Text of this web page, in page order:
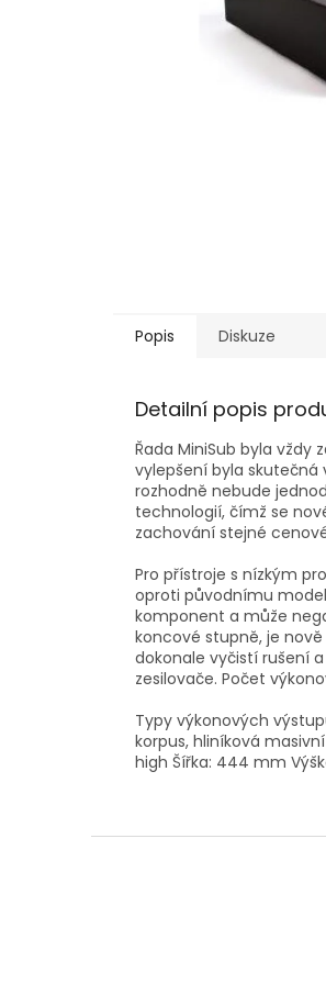
Popis Diskuze
Detailní popis
Řada MiniSub byla vždy
vylepšení byla skutečná
rozhodně nebude
technologií, čímž se
zachování stejné
Pro přístroje s nízkým
oproti původnímu
komponent a může
koncové stupně, je
dokonale vyčistí rušení
zesilovače. Počet
Typy výkonových
korpus, hliníková
high Šířka: 444 mm